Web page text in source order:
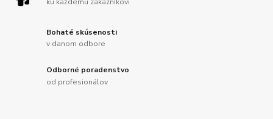
Bohaté skúsenosti
v danom odbore
Odborné poradenstvo
od profesionálov